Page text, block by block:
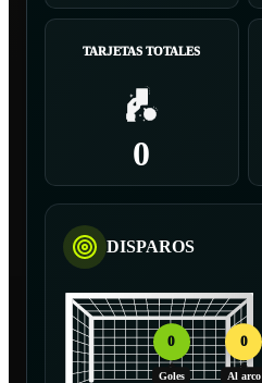
TARJETAS TOTALES
0
DISPAROS
0
Goles
0
Al arco